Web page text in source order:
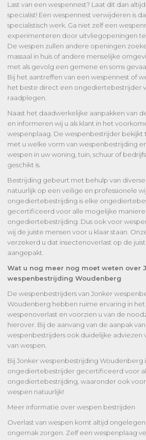
Last van een wespennest? Laat dit dan
specialist! Een wespennest verwijderen is
specialistisch werk. Ga niet zelf een
experimenteren door uitvliegopeningen
De wespen zullen andere openingen
massaal in huis of andere menselijke
met als gevolg een gemene en soms
Bij het aantreffen van een wespennest of
het beste direct een ongediertebestrijder
raadplegen.
Naast het daadwerkelijke aanpakken van
en informeren wij u als klant in het
wespenplaag. De wespenbestrijder bekijkt
met u welke vorm van wespenbestrijding
wespen in uw woning, tuin, schuur of
geschikt is.
Bestrijding gebeurt met behulp van
natuurlijk op een veilige en professionele
ongediertebestrijding is elke
gecertificeerd voor alle mogelijke
ongediertebestrijding. Dus ook voor
wij de juiste mensen voor u klaar staan.
verzekerd u dat insectenoverlast op de
aangepakt.
Wat u nog meer nog moet weten over
wespenbestrijding Woudenberg
De wespenbestrijders van Jonker
Woudenberg hebben ruime ervaring in het
wespenoverlast en voorzien u van de
hierover. Bij de aanvang van de aanpak
wespenbestrijders ook duidelijke adviezen
van wespen.
Bij Jonker wespenbestrijding Woudenberg
ongediertebestrijder gecertificeerd voor
ongediertebestrijding, waaronder ook
wespen natuurlijk!
Meer informatie over wespen bestrijden
Overlast van wespen komt altijd
ongemak zorgen. Zelf een wespenplaag